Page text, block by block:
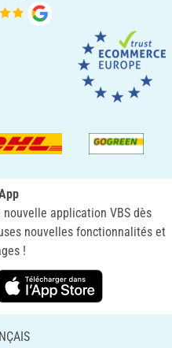
application VBS dès
nouvelles fonctionnalités et
!